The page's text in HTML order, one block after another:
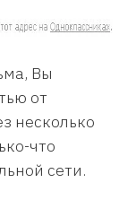
Вы
от
несколько
что
сети.